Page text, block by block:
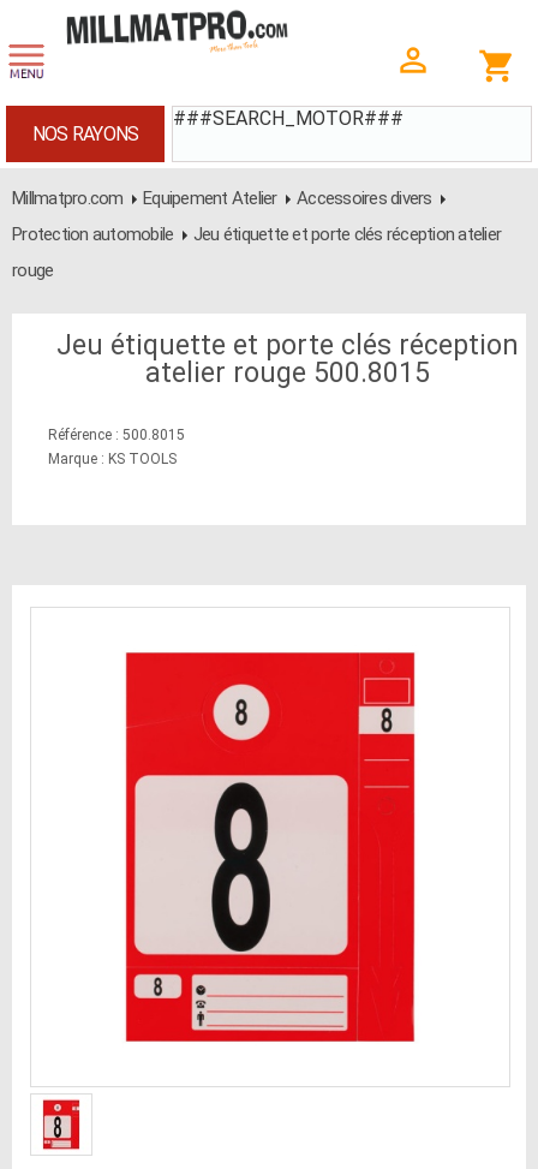
###SEARCH_MOTOR###
NOS RAYONS
Millmatpro.com Equipement Atelier
Accessoires divers
Protection automobile
Jeu étiquette et porte clés réception atelier
rouge
Jeu étiquette et porte clés réception
atelier rouge 500.8015
Référence : 500.8015
Marque : KS TOOLS